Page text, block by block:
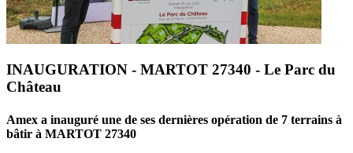
INAUGURATION - MARTOT 27340 - Le Parc du
Château
Amex a inauguré une de ses dernières opération de 7 terrains à
bâtir à MARTOT 27340